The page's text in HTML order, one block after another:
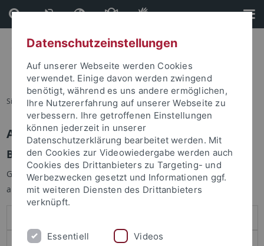
Direkt
zum
Inhalt
Direkt
zur
Fußleiste
Sie sind hier: Startseite
Anmelden
Benutzeranmeldung
Geben Sie Ihren Benutzernamen und Ihr Passwort an um sich
anzumelden:
Datenschutzeinstellungen
Auf unserer Webseite werden Cookies
verwendet. Einige davon werden zwingend
benötigt, während es uns andere ermöglichen,
Ihre Nutzererfahrung auf unserer Webseite zu
verbessern. Ihre getroffenen Einstellungen
können jederzeit in unserer
Datenschutzerklärung bearbeitet werden. Mit
den Cookies zur Videowiedergabe werden auch
Cookies des Drittanbieters zu Targeting- und
Werbezwecken gesetzt und Informationen ggf.
mit weiteren Diensten des Drittanbieters
verknüpft.
Essentiell Videos